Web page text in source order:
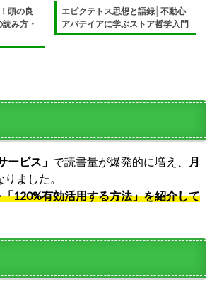
頭の良
み方・
エピクテトス思想と語録│不動心
アパテイアに学ぶストア哲学入門
ービス」 で読書量が爆発的に増え、
月
ました。
120%有効活用する方法」を紹介して